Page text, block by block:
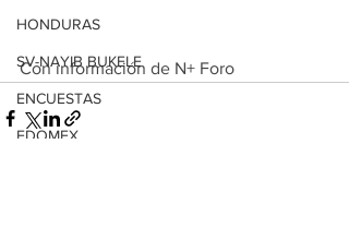
HONDURAS
SV-NAYIB BUKELE
ENCUESTAS
EDOMEX
Con información de N+ Foro